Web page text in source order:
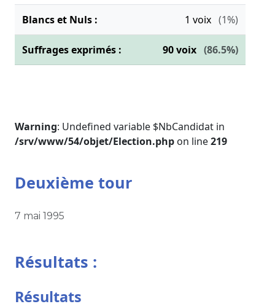
Blancs et Nuls : 1 voix (1%)
Suffrages exprimés : 90voix (86.5%)
Warning: Undefined variable $NbCandidat in
/srv/www/54/objet/Election.php on line219
Deuxième tour
7 mai 1995
Résultats :
Résultats